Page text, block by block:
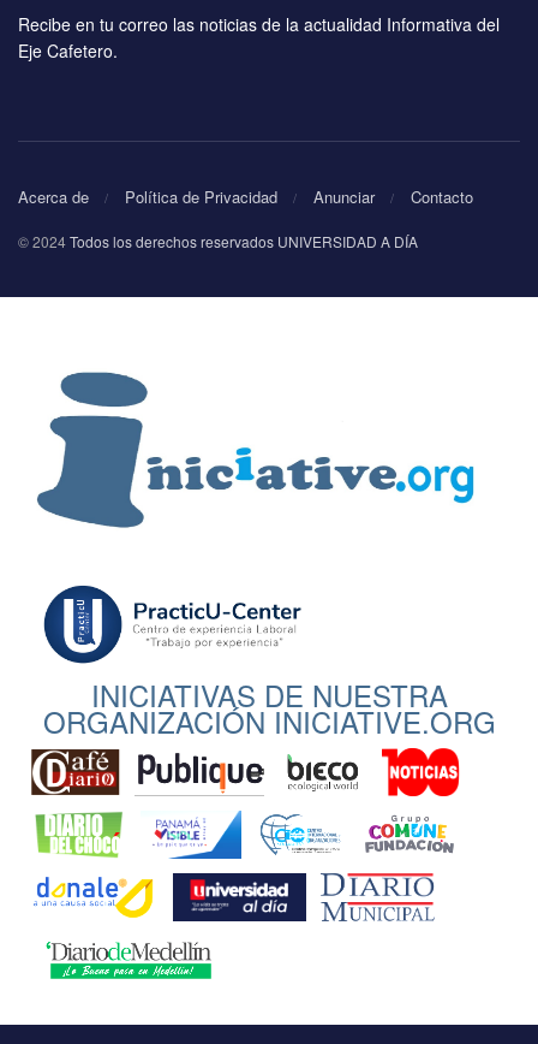
Recibe en tu correo las noticias de la actualidad Informativa del
Eje Cafetero.
Acerca de Política de Privacidad Anunciar Contacto
© 2024Todos los derechos reservados UNIVERSIDAD A DÍA
INICIATIVAS DE NUESTRA
ORGANIZACIÓN INICIATIVE.ORG